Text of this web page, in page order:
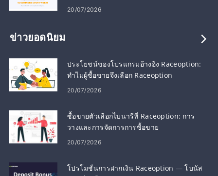
20/07/2026
ข่าวยอดนิยม
ประโยชน์ของโปรแกรมอ้างอิง Raceoption:
ทำไมผู้ซื้อขายจึงเลือก Raceoption
20/07/2026
ซื้อขายตัวเลือกไบนารีที่ Raceoption: การ
วางและการจัดการการซื้อขาย
20/07/2026
โปรโมชั่นการฝากเงิน Raceoption — โบนัส